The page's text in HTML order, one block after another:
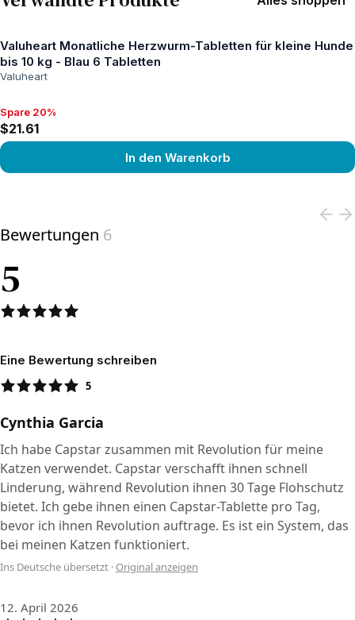
Valuheart Monatliche Herzwurm-Tabletten für kleine Hunde
bis 10 kg - Blau 6 Tabletten
Valuheart
Spare 20%, $21.61
Spare 20%
$21.61
In den Warenkorb
Bewertungen 6
5
Eine Bewertung schreiben
5
Cynthia Garcia
Ich habe Capstar zusammen mit Revolution für meine
Katzen verwendet. Capstar verschafft ihnen schnell
Linderung, während Revolution ihnen 30 Tage Flohschutz
bietet. Ich gebe ihnen einen Capstar-Tablette pro Tag,
bevor ich ihnen Revolution auftrage. Es ist ein System, das
bei meinen Katzen funktioniert.
Ins Deutsche übersetzt · Original anzeigen
12. April 2026